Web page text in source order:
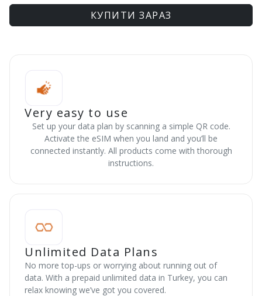
КУПИТИ ЗАРАЗ
Very easy to use
Set up your data plan by scanning a simple QR code.
Activate the eSIM when you land and you’ll be
connected instantly. All products come with thorough
instructions.
Unlimited Data Plans
No more top-ups or worrying about running out of
data. With a prepaid unlimited data in Turkey, you can
relax knowing we’ve got you covered.